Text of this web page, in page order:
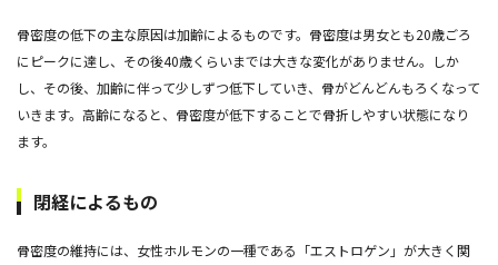
骨密度の低下の主な原因は加齢によるものです。骨密度は男女とも20歳ごろ
にピークに達し、その後40歳くらいまでは大きな変化がありません。しか
し、その後、加齢に伴って少しずつ低下していき、骨がどんどんもろくなって
いきます。高齢になると、骨密度が低下することで骨折しやすい状態になり
ます。
閉経によるもの
骨密度の維持には、女性ホルモンの一種である「エストロゲン」が大きく関